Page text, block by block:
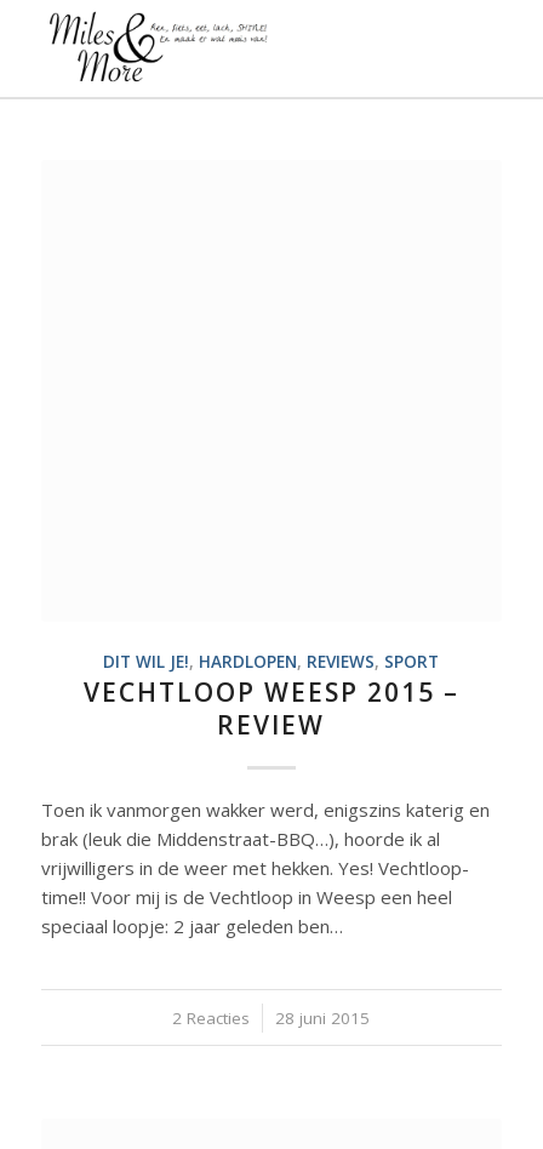
DIT WIL JE!, HARDLOPEN, REVIEWS, SPORT
VECHTLOOP WEESP 2015 –
REVIEW
Toen ik vanmorgen wakker werd, enigszins katerig en
brak (leuk die Middenstraat-BBQ…), hoorde ik al
vrijwilligers in de weer met hekken. Yes! Vechtloop-
time!! Voor mij is de Vechtloop in Weesp een heel
speciaal loopje: 2 jaar geleden ben…
2 Reacties
/ 28 juni 2015